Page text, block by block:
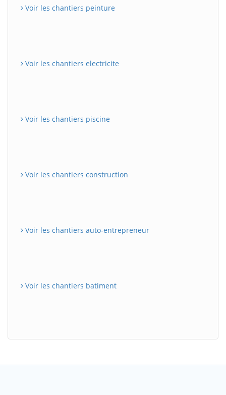
Voir les chantiers peinture
Voir les chantiers electricite
Voir les chantiers piscine
Voir les chantiers construction
Voir les chantiers auto-entrepreneur
Voir les chantiers batiment